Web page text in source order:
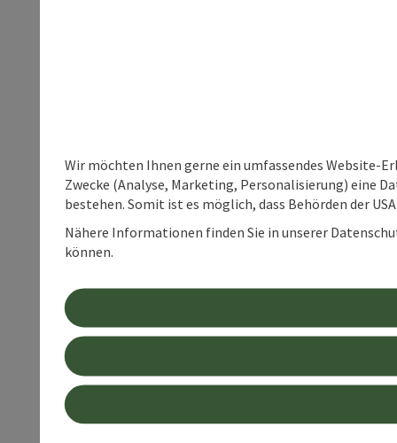
Wir möchten Ihnen gerne ein umfassendes Website-
Zwecke (Analyse, Marketing, Personalisierung) eine
bestehen. Somit ist es möglich, dass Behörden der
Nähere Informationen finden Sie in unserer
können.